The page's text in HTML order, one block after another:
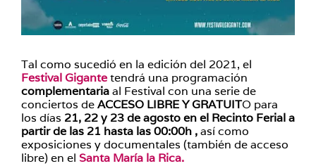
Tal como sucedió en la edición del 2021, el
Festival Gigantetendrá una programación
complementariaal Festival con una serie de
conciertos deACCESO LIBRE Y GRATUITO para
los días 21, 22 y 23 de agosto en el Recinto Ferial a
partir de las 21 hasta las 00:00h ,así como
exposiciones y documentales (también de acceso
libre) en el Santa María la Rica.